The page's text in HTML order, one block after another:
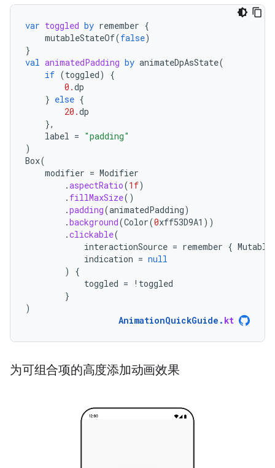
var toggled by remember {
mutableStateOf(false)
}
val animatedPadding by animateDpAsState(
if (toggled)
{
0.dp
} else {
20.dp
},
label = "padding"
)
Box(
modifier = Modifier
.aspectRatio(1f)
. fillMaxSize()
.padding(animatedPadding)
.background(Color(0xff53D9A1 ))
.clickable(
interactionSource = remember {
indication = null
)
{
toggled = ! toggled
}
)
AnimationQuickGuide . kt
为可组合项的高度添加动画效果